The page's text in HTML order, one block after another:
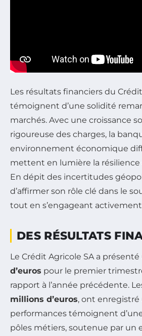
Les résultats financiers du
témoignent d’une solidité
marchés. Avec une croissance
rigoureuse des charges, la
environnement économique
mettent en lumière la résilience
En dépit des incertitudes
d’affirmer son rôle clé dans le
tout en s’engageant
DES RÉSULTATS
Le Crédit Agricole SA a présenté
d’euros pour le premier
rapport à l’année précédente.
millions d’euros, ont
performances témoignent
pôles métiers, soutenue par un